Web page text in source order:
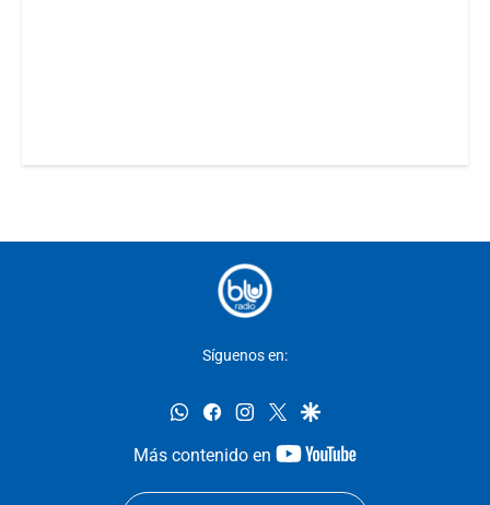
Síguenos en:
whatsappfacebookinstagram
twittergoogle
Más contenido en
youtube-